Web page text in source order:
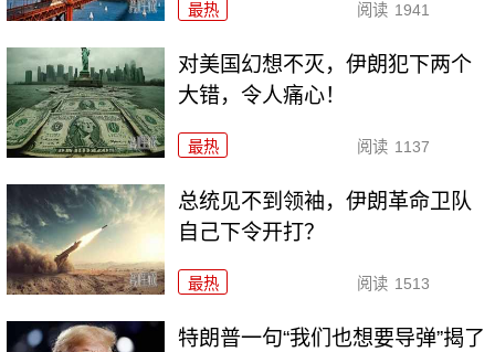
最热 阅读 1941
对美国幻想不灭，伊朗犯下两个
大错，令人痛心！
最热 阅读 1137
总统见不到领袖，伊朗革命卫队
自己下令开打？
最热 阅读 1513
特朗普一句“我们也想要导弹”揭了